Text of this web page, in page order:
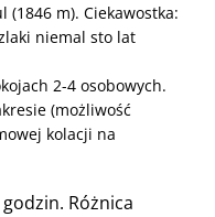
(1846 m). Ciekawostka:
niemal sto lat
2-4 osobowych.
(możliwość
kolacji na
Różnica